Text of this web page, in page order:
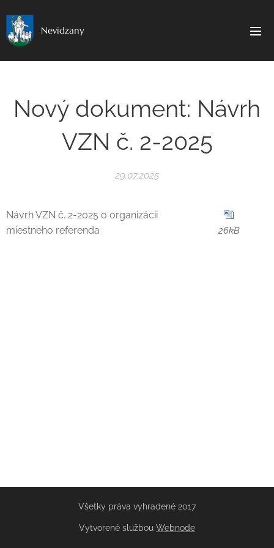
Nevidzany
Nový dokument: Návrh
VZN č. 2-2025
29.07.2025
26kB
Návrh VZN č. 2-2025 o organizácii
miestneho referenda
Všetky práva vyhradené 2017
Vytvorené službou Webnode